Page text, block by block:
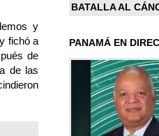
y
fichó a
de
de las
BATALLA AL
PANAMÁ EN